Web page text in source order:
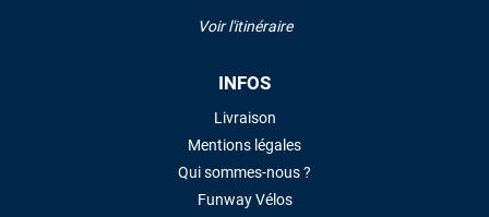
Voir l'itinéraire
INFOS
Livraison
Mentions légales
Qui sommes-nous ?
Funway Vélos